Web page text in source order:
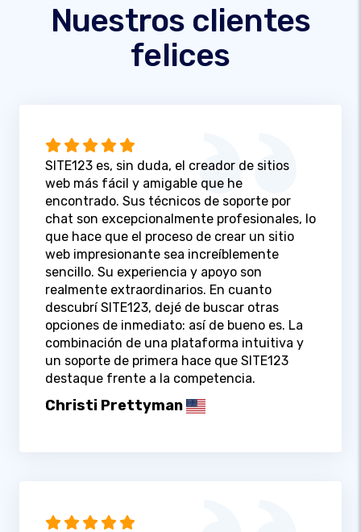
Nuestros clientes
felices
SITE123 es, sin duda, el creador de sitios
web más fácil y amigable que he
encontrado. Sus técnicos de soporte por
chat son excepcionalmente profesionales, lo
que hace que el proceso de crear un sitio
web impresionante sea increíblemente
sencillo. Su experiencia y apoyo son
realmente extraordinarios. En cuanto
descubrí SITE123, dejé de buscar otras
opciones de inmediato: así de bueno es. La
combinación de una plataforma intuitiva y
un soporte de primera hace que SITE123
destaque frente a la competencia.
Christi Prettyman